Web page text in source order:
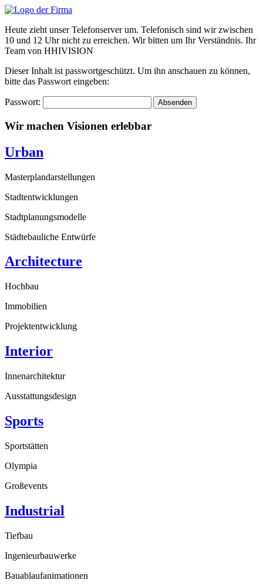
Zum
wechseln
Heute zieht unser Telefonserver um. Telefonisch sind wir zwischen
10 und 12 Uhr nicht zu erreichen. Wir bitten um Ihr Verständnis. Ihr
Team von HHIVISION
Dieser Inhalt ist passwortgeschützt. Um ihn anschauen zu können,
bitte das Passwort eingeben:
Passwort:
Wir machen Visionen erlebbar
Urban
Masterplandarstellungen
Stadtentwicklungen
Stadtplanungsmodelle
Städtebauliche Entwürfe
Architecture
Hochbau
Immobilien
Projektentwicklung
Interior
Innenarchitektur
Ausstattungsdesign
Sports
Sportstätten
Olympia
Großevents
Industrial
Tiefbau
Ingenieurbauwerke
Bauablaufanimationen